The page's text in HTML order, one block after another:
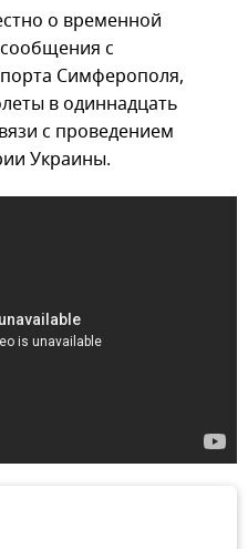
о временной
с
Симферополя,
в одиннадцать
с проведением
Украины.